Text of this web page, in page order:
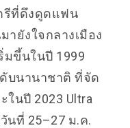
รีที่ดึงดูดแฟน
ายังใจกลางเมือง
มขึ้นในปี 1999
บนานาชาติ ที่จัด
ในปี 2023 Ultra
นที่ 25–27 ม.ค.